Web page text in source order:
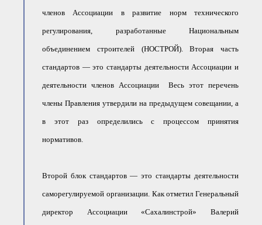
членов Ассоциации в развитие норм технического
регулирования, разработанные Национальным
объединением строителей (НОСТРОЙ). Вторая часть
стандартов — это стандарты деятельности Ассоциации и
деятельности членов Ассоциации Весь этот перечень
члены Правления утвердили на предыдущем совещании, а
в этот раз определились с процессом принятия
нормативов.
Второй блок стандартов — это стандарты деятельности
саморегулируемой организации. Как отметил Генеральный
директор Ассоциации «Сахалинстрой» Валерий